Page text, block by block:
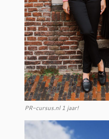
PR-cursus.nl 1 jaar!